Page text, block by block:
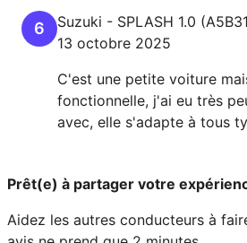
6 Suzuki - SPLASH 1.0
13 octobre 2025
C'est une petite voiture
fonctionnelle, j'ai eu très
avec, elle s'adapte à tous
Prêt(e) à partager votre
Aidez les autres conducteurs à